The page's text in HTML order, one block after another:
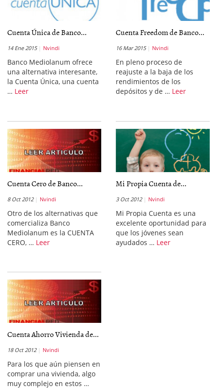
Cuenta Única de Banco...
14 Ene 2015 Nvindi
Banco Mediolanum ofrece
una alternativa interesante,
la Cuenta Única, una cuenta
… Leer
Cuenta Freedom de Banco...
16 Mar 2015 Nvindi
En pleno proceso de
reajuste a la baja de los
rendimientos de los
depósitos y de … Leer
Cuenta Cero de Banco...
8 Oct 2012 Nvindi
Otro de los alternativas que
comercializa Banco
Mediolanum es la CUENTA
CERO, … Leer
Mi Propia Cuenta de...
3 Oct 2012 Nvindi
Mi Propia Cuenta es una
excelente oportunidad para
que los jóvenes sean
ayudados … Leer
Cuenta Ahorro Vivienda de...
18 Oct 2012 Nvindi
Para los que aún piensen en
comprar una vivienda, algo
muy complejo en estos …